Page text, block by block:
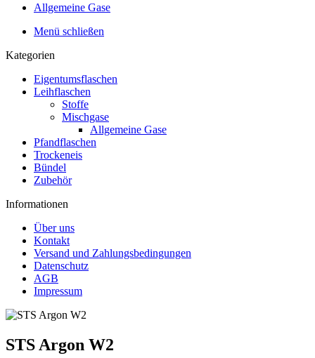
Allgemeine Gase
Menü schließen
Kategorien
Eigentumsflaschen
Leihflaschen
Stoffe
Mischgase
Allgemeine Gase
Pfandflaschen
Trockeneis
Bündel
Zubehör
Informationen
Über uns
Kontakt
Versand und Zahlungsbedingungen
Datenschutz
AGB
Impressum
STS Argon W2